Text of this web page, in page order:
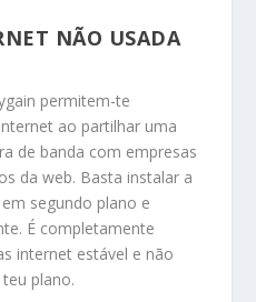
NÃO USADA
permitem-te
ao partilhar uma
de banda com empresas
da web. Basta instalar a
segundo plano e
É completamente
internet estável e não
plano.